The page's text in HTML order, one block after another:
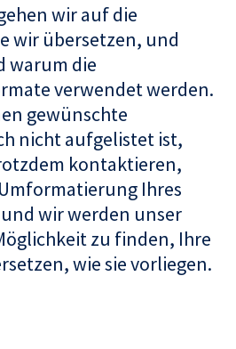
wir auf die
wir übersetzen, und
warum die
verwendet werden.
gewünschte
nicht aufgelistet ist,
kontaktieren,
Ihres
wir werden unser
zu finden, Ihre
wie sie vorliegen.